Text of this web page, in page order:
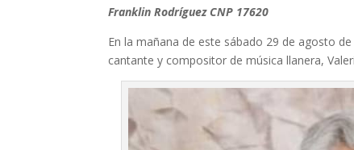
Franklin Rodríguez CNP 17620
En la mañana de este sábado 29 de agosto
cantante y compositor de música llanera,